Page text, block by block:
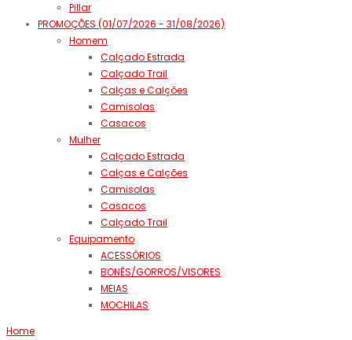
Pillar
PROMOÇÕES (01/07/2026 - 31/08/2026)
Homem
Calçado Estrada
Calçado Trail
Calças e Calções
Camisolas
Casacos
Mulher
Calçado Estrada
Calças e Calções
Camisolas
Casacos
Calçado Trail
Equipamento
ACESSÓRIOS
BONÉS/GORROS/VISORES
MEIAS
MOCHILAS
Home